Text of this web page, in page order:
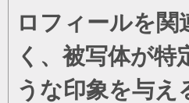
ロフィールを
く、被写体が
うな印象を与え